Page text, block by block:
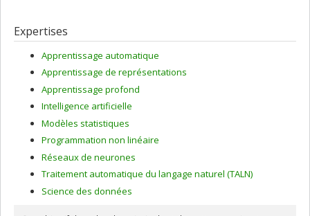
Expertises
Apprentissage automatique
Apprentissage de représentations
Apprentissage profond
Intelligence artificielle
Modèles statistiques
Programmation non linéaire
Réseaux de neurones
Traitement automatique du langage naturel (TALN)
Science des données